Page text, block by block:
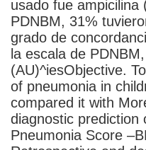
usado fue ampicilina
PDNBM, 31%
grado de
la escala de
(AU)^iesObjective.
of pneumonia in
compared it with
diagnostic prediction
Pneumonia Score